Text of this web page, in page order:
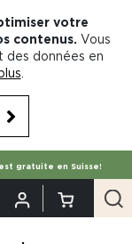
votre
contenus. Vous
données en
gratuite en Suisse!